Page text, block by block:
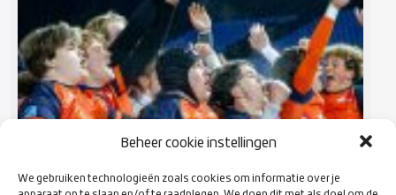
Beheer cookie instellingen
We gebruiken technologieën zoals cookies om informatie over je